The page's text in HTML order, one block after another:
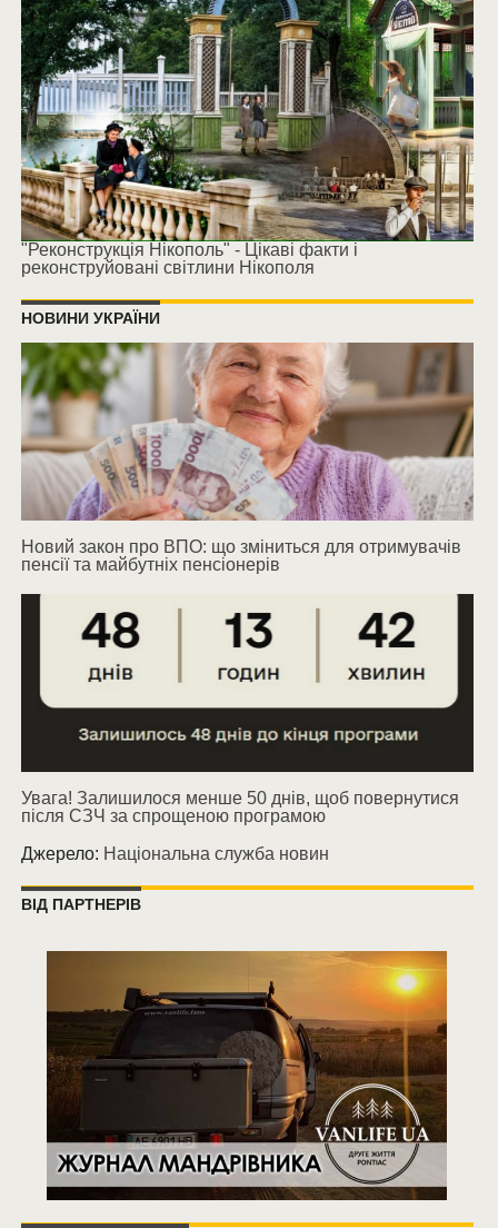
"Реконструкція Нікополь" - Цікаві факти і
реконструйовані світлини Нікополя
НОВИНИ УКРАЇНИ
Новий закон про ВПО: що зміниться для отримувачів
пенсії та майбутніх пенсіонерів
Увага! Залишилося менше 50 днів, щоб повернутися
після СЗЧ за спрощеною програмою
Джерело: Національна служба новин
ВІД ПАРТНЕРІВ